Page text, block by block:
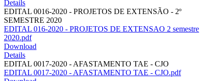
Details
EDITAL 0016-2020 - PROJETOS DE EXTENSÃO - 2º
SEMESTRE 2020
EDITAL 016-2020 - PROJETOS DE EXTENSAO 2 semestre
2020.pdf
Download
Details
EDITAL 0017-2020 - AFASTAMENTO TAE - CJO
EDITAL 0017-2020 - AFASTAMENTO TAE - CJO.pdf